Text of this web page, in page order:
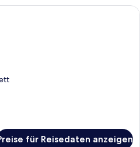
Allergikerbettwaren, Schreibtisch,
für Reisedaten anzeigen